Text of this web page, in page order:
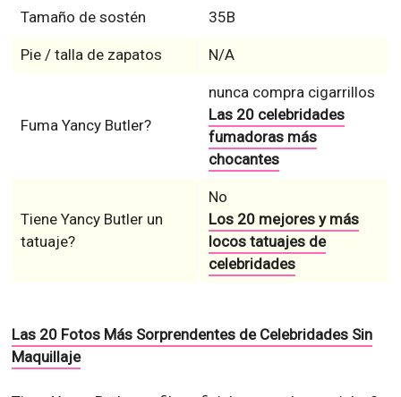
Tamaño de sostén 35B
Pie / talla de zapatos N/A
Fuma Yancy Butler?
nunca compra cigarrillos
Las 20 celebridades
fumadoras más
chocantes
Tiene Yancy Butler un
tatuaje?
No
Los 20 mejores y más
locos tatuajes de
celebridades
Las 20 Fotos Más Sorprendentes de Celebridades Sin
Maquillaje